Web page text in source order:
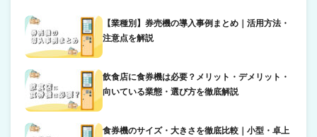
【業種別】券売機の導入事例まとめ｜活用方法・
注意点を解説
飲食店に食券機は必要？メリット・デメリット・
向いている業態・選び方を徹底解説
食券機のサイズ・大きさを徹底比較｜小型・卓上